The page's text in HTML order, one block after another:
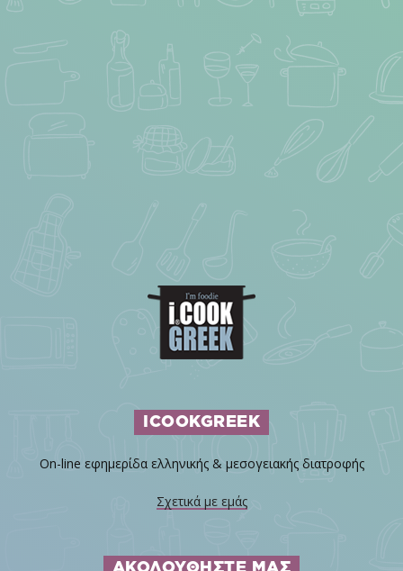
ICOOKGREEK
On-line εφημερίδα ελληνικής & μεσογειακής διατροφής
Σχετικά με εμάς